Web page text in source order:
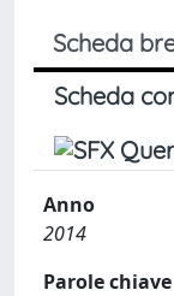
Scheda
Scheda
Anno
2014
Parole chiave